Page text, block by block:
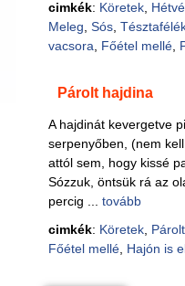
cimkék: Köretek,
Meleg Sós,
vacsora
Főétel mellé,
Párolt hajdina
A hajdinát kevergetve
serpenyőben, (nem
attól sem, hogy kissé
Sózzuk, öntsük rá az
percig ... tovább
cimkék: Köretek, Párolt,
Főétel mellé, Hajón is